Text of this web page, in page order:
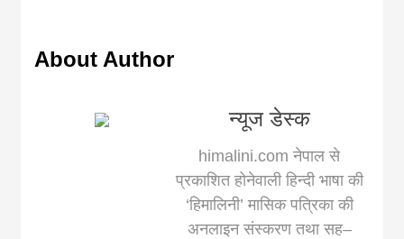
About Author
न्यूज डेस्क
himalini.com नेपाल से
प्रकाशित होनेवाली हिन्दी भाषा की
‘हिमालिनी’ मासिक पत्रिका की
अनलाइन संस्करण तथा सह–